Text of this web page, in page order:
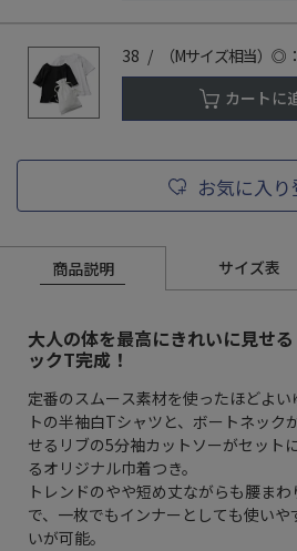
38 （Mサイズ相当） ◎
カートに
お気に入
商品説明 サイズ表
大人の体を最高にきれいに見せ
ックT完成！
定番のスムース素材を使ったほどよ
トの半袖白Tシャツと、ボートネック
せるリブの5分袖カットソーがセット
るオリジナル巾着つき。
トレンドのやや短め丈ながらも腰ま
で、一枚でもインナーとしても使い
いが可能。